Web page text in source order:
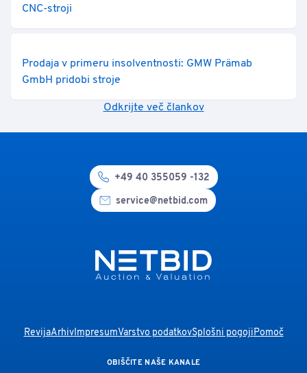
CNC-stroji
Prodaja v primeru insolventnosti: GMW Prämab
GmbH pridobi stroje
Odkrijte več člankov
+49 40 355059 -132
service@netbid.com
RevijaArhivImpresumVarstvo podatkovSplošni pogojiPomoč
OBIŠČITE NAŠE KANALE